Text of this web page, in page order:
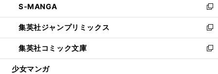
く
で
開
く
ド
ウ
で
開
く
ィ
ン
ド
ウ
で
開
い
ウ
ィ
ン
ド
ウ
S-MANGA
新
し
い
ウ
ィ
ン
集英社ジャンプリミックス
新
し
い
ウ
集英社コミック文庫
新
し
少女マンガ